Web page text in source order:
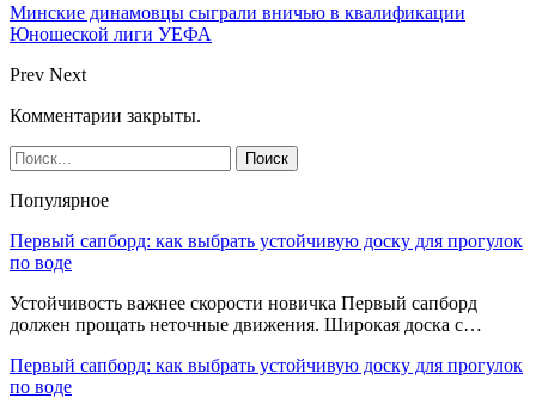
Минские динамовцы сыграли вничью в квалификации
Юношеской лиги УЕФА
Prev Next
Комментарии закрыты.
Популярное
Первый сапборд: как выбрать устойчивую доску для прогулок
по воде
Устойчивость важнее скорости новичка Первый сапборд
должен прощать неточные движения. Широкая доска с…
Первый сапборд: как выбрать устойчивую доску для прогулок
по воде